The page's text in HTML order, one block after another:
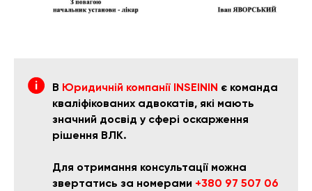
В Юридичній компанії INSEININ є команда
кваліфікованих адвокатів, які мають
значний досвід у сфері оскарження
рішення ВЛК.
Для отримання консультації можна
звертатись за номерами +380 97 507 06